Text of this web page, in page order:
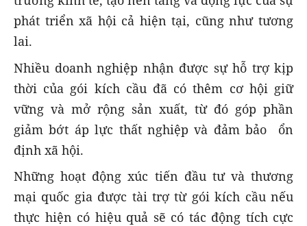
phát triển xã hội cả hiện tại, cũng như tương
lai.
Nhiều doanh nghiệp nhận được sự hỗ trợ kịp
thời của gói kích cầu đã có thêm cơ hội giữ
vững và mở rộng sản xuất, từ đó góp phần
giảm bớt áp lực thất nghiệp và đảm bảo ổn
định xã hội.
Những hoạt động xúc tiến đầu tư và thương
mại quốc gia được tài trợ từ gói kích cầu nếu
thực hiện có hiệu quả sẽ có tác động tích cực